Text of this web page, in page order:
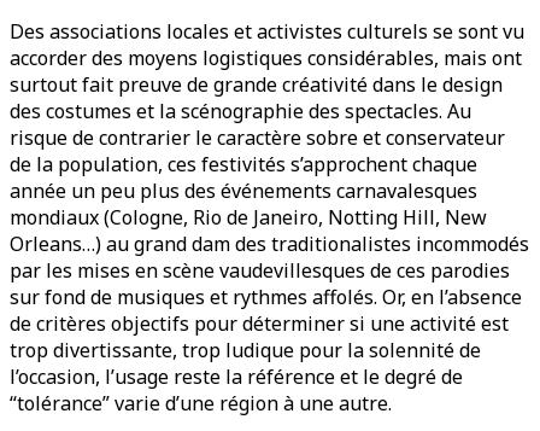
Des associations locales et activistes culturels se sont vu
accorder des moyens logistiques considérables, mais ont
surtout fait preuve de grande créativité dans le design
des costumes et la scénographie des spectacles. Au
risque de contrarier le caractère sobre et conservateur
de la population, ces festivités s’approchent chaque
année un peu plus des événements carnavalesques
mondiaux (Cologne, Rio de Janeiro, Notting Hill, New
Orleans…) au grand dam des traditionalistes incommodés
par les mises en scène vaudevillesques de ces parodies
sur fond de musiques et rythmes affolés. Or, en l’absence
de critères objectifs pour déterminer si une activité est
trop divertissante, trop ludique pour la solennité de
l’occasion, l’usage reste la référence et le degré de
“tolérance” varie d’une région à une autre.